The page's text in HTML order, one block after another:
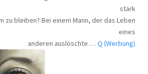
stark
zu bleiben? Bei einem Mann, der das Leben
eines
anderen auslöschte … Q (Werbung)